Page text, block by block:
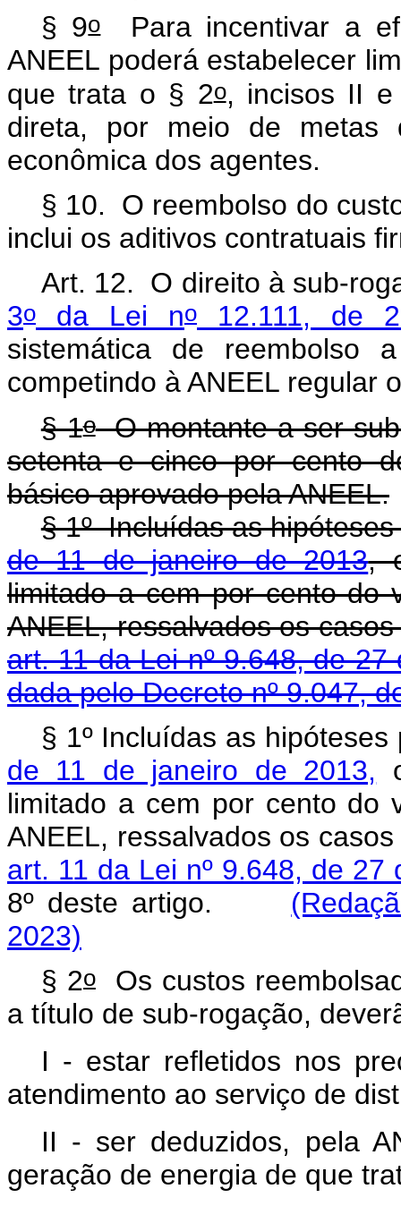
§ 9oPara incentivar a
ANEEL poderá estabelecer
que trata o § 2o, incisos II
direta, por meio de metas
econômica dos agentes.
§ 10. O reembolso do
inclui os aditivos contratuais
Art. 12. O direito à sub-
3o da Lei no 12.111, de
sistemática de
competindo à ANEEL regular
§ 1oO montante a ser
setenta e cinco por cento
básico aprovado pela ANEEL.
§ 1º Incluídas as
de 11 de janeiro de 2013,
limitado a cem por cento do
ANEEL, ressalvados os
art. 11 da Lei nº 9.648, de 27
dada pelo Decreto nº 9.047,
§ 1º Incluídas as
de 11 de janeiro de 2013,
limitado a cem por cento do
ANEEL, ressalvados os
art. 11 da Lei nº 9.648, de 27
8º deste artigo.
2023)
§ 2oOs custos
a título de sub-rogação,
I - estar refletidos nos
atendimento ao serviço de
II - ser deduzidos, pela
geração de energia de que